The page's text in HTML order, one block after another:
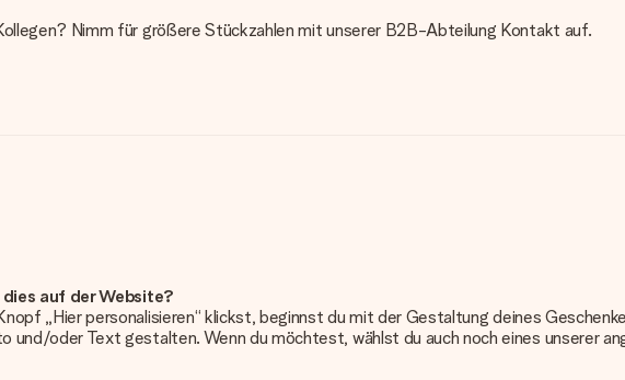
Nimm für größere Stückzahlen mit unserer B2B-Abteilung Kontakt auf.
auf der Website?
„Hier personalisieren“ klickst, beginnst du mit der Gestaltung deines
und/oder Text gestalten. Wenn du möchtest, wählst du auch noch eines unserer